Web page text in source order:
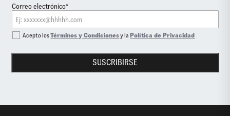
Correo electrónico*
SUSCRIBIRSE
Acepto losTérminos y Condicionesy laPolítica de Privacidad